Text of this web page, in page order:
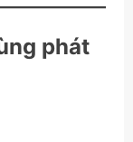
phát